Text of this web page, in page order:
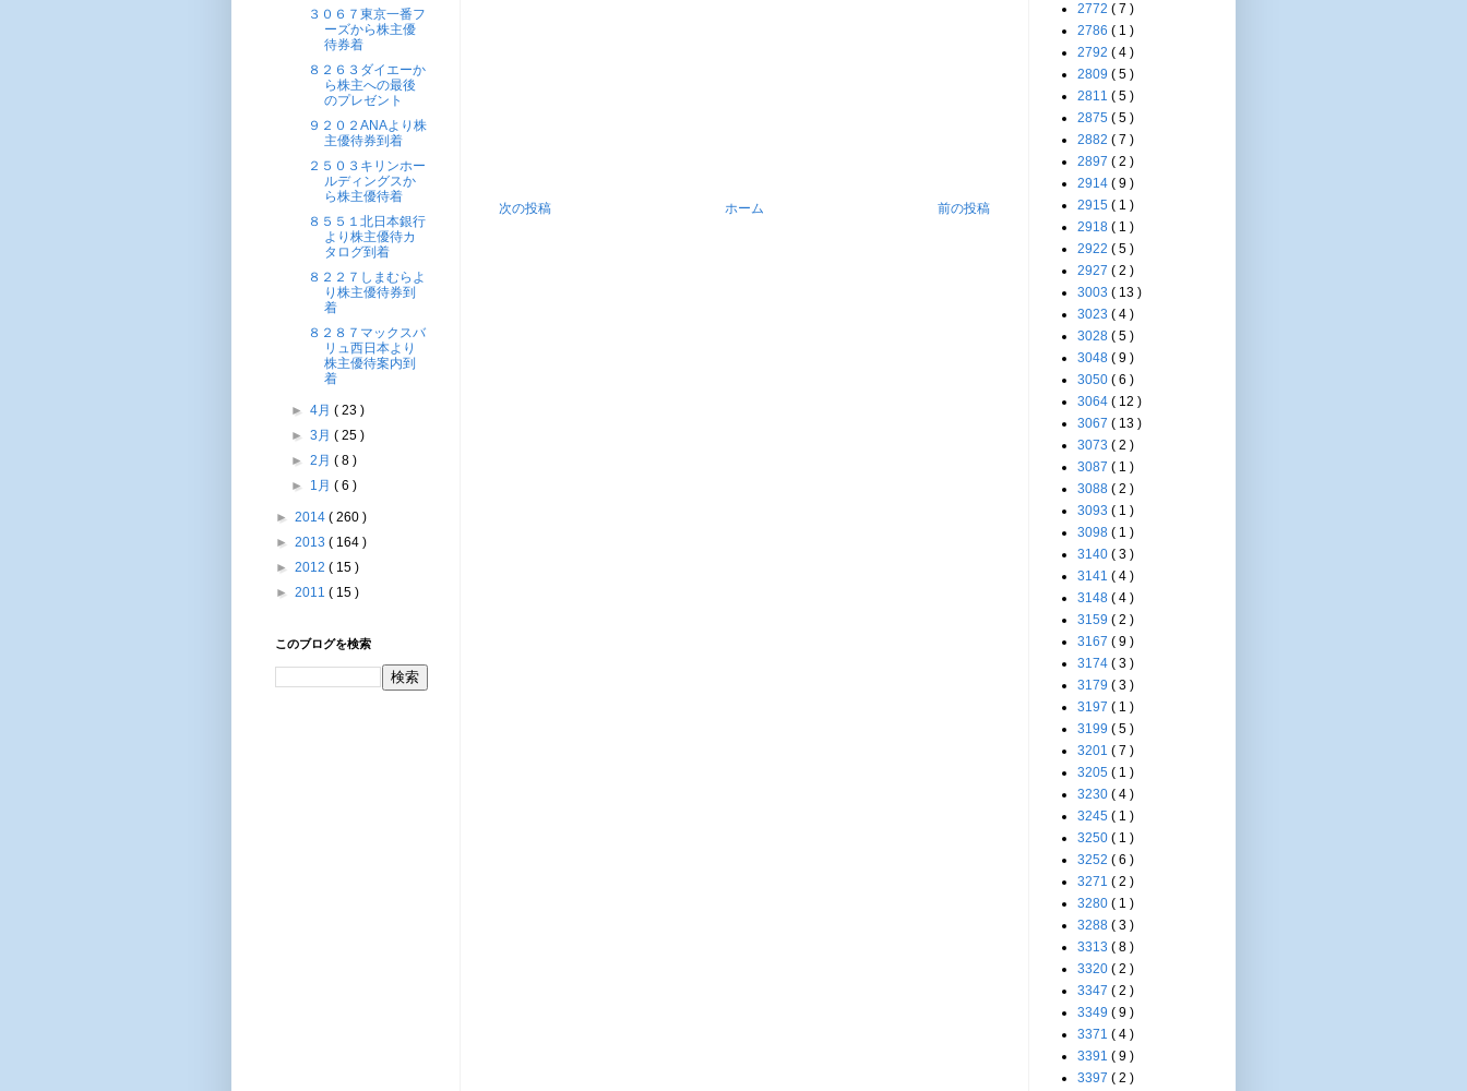
次の投稿 前の投稿
ホーム
３０６７東京一番フ
ーズから株主優
待券着
８２６３ダイエーか
ら株主への最後
のプレゼント
９２０２ANAより株
主優待券到着
２５０３キリンホー
ルディングスか
ら株主優待着
８５５１北日本銀行
より株主優待カ
タログ到着
８２２７しまむらよ
り株主優待券到
着
８２８７マックスバ
リュ西日本より
株主優待案内到
着
►4月( 23 )
►3月( 25 )
►2月( 8 )
► 1月( 6 )
► 2014 ( 260 )
► 2013 ( 164 )
► 2012 ( 15 )
► 2011 ( 15 )
このブログを検索
2772 ( 7 )
2786 ( 1 )
2792 ( 4 )
2809 ( 5 )
2811 ( 5 )
2875 ( 5 )
2882 ( 7 )
2897 ( 2 )
2914 ( 9 )
2915 ( 1 )
2918 ( 1 )
2922 ( 5 )
2927 ( 2 )
3003 ( 13 )
3023 ( 4 )
3028 ( 5 )
3048 ( 9 )
3050 ( 6 )
3064 ( 12 )
3067 ( 13 )
3073 ( 2 )
3087 ( 1 )
3088 ( 2 )
3093 ( 1 )
3098 ( 1 )
3140 ( 3 )
3141 ( 4 )
3148 ( 4 )
3159 ( 2 )
3167 ( 9 )
3174 ( 3 )
3179 ( 3 )
3197 ( 1 )
3199 ( 5 )
3201 ( 7 )
3205 ( 1 )
3230 ( 4 )
3245 ( 1 )
3250 ( 1 )
3252 ( 6 )
3271 ( 2 )
3280 ( 1 )
3288 ( 3 )
3313 ( 8 )
3320 ( 2 )
3347 ( 2 )
3349 ( 9 )
3371 ( 4 )
3391 ( 9 )
3397 ( 2 )